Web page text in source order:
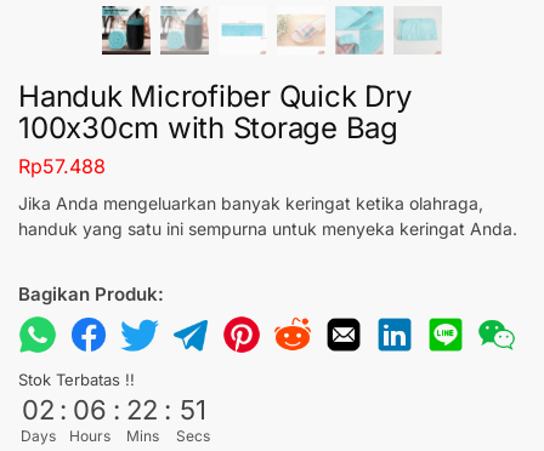
Handuk Microfiber Quick Dry
100x30cm with Storage Bag
Rp57.488
Jika Anda mengeluarkan banyak keringat ketika olahraga,
handuk yang satu ini sempurna untuk menyeka keringat Anda.
Bagikan Produk:
Stok Terbatas !!
02
Days
: 06
Hours
: 22
Mins
: 50
Secs